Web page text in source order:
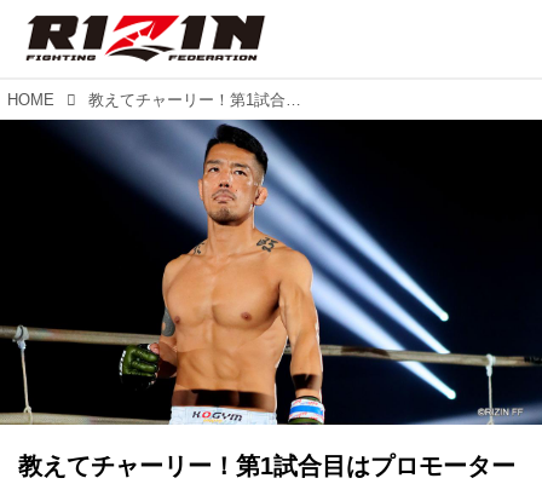
HOME 教えてチャーリー！第1試合目はプロモーターの期待の表れ？！RIZIN.22を振り返る！vol.1
教えてチャーリー！第1試合目はプロモーター